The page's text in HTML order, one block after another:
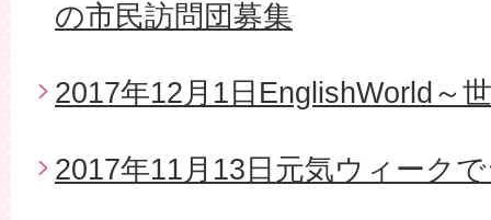
の市民訪問団募集
2017年12月1日EnglishWorld～
2017年11月13日元気ウィーク